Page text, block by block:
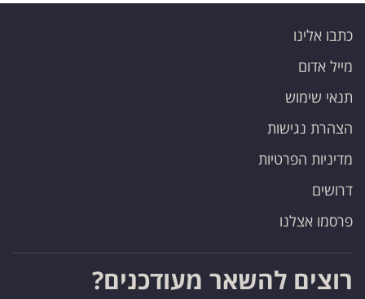
כתבו אלינו
מייל אדום
תנאי שימוש
הצהרת נגישות
מדיניות הפרטיות
דרושים
פרסמו אצלנו
רוצים להשאר מעודכנים?